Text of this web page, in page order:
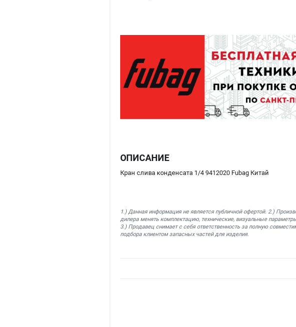
ОПИСАНИЕ
Кран слива конденсата 1/4 9412020 Fubag Китай
1.) Данная информация не является публичной офертой. 2.)
дилера менять комплектацию, технические, визуальные
3.) Продавец снимает с себя ответственность за полную
подбора клиентом запасных частей для изделия.